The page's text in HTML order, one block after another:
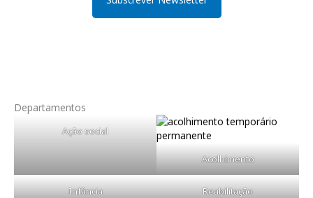
Departamentos
Ação social
Acolhimento
Infância Reabilitação